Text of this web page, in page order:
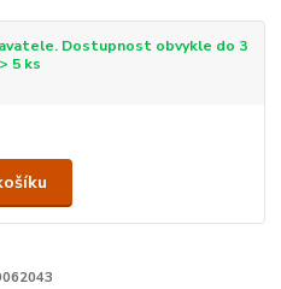
Dostupnost obvykle do 3
5 ks